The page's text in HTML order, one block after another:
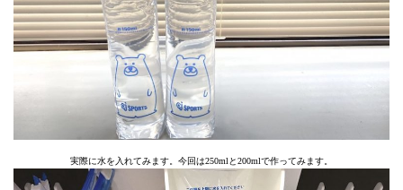
実際に水を入れてみます。今回は250mlと200mlで作ってみます。